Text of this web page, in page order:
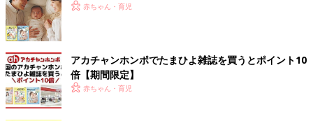
赤ちゃん・育児
アカチャンホンポでたまひよ雑誌を買うとポイント10
倍【期間限定】
赤ちゃん・育児